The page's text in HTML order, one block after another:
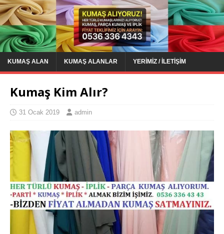
KUMAŞ ALAN KUMAŞ ALANLAR YERIMIZ / İLETIŞIM
Kumaş Kim Alır?
31 Ocak 2019 admin